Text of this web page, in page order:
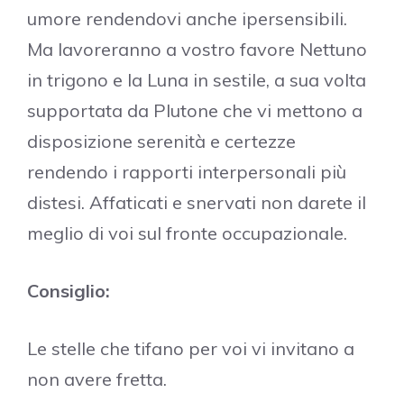
umore rendendovi anche ipersensibili.
Ma lavoreranno a vostro favore Nettuno
in trigono e la Luna in sestile, a sua volta
supportata da Plutone che vi mettono a
disposizione serenità e certezze
rendendo i rapporti interpersonali più
distesi. Affaticati e snervati non darete il
meglio di voi sul fronte occupazionale.
Consiglio:
Le stelle che tifano per voi vi invitano a
non avere fretta.